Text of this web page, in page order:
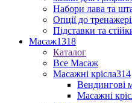
Набори лава та
Опції до
Підставки та
Масаж1318
Каталог
Все Масаж
Масажні крісла314
Вендингові
Масажні